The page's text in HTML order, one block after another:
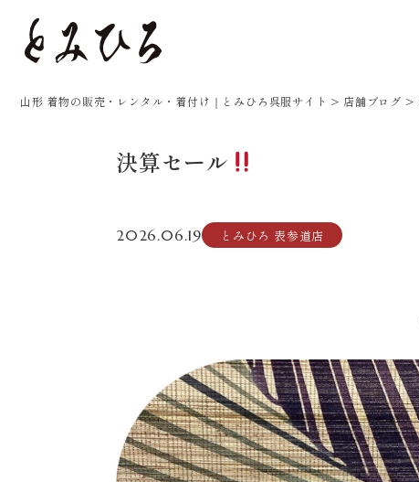
山形 着物の販売・レンタル・着付け｜とみひろ呉服サイト > 店舗ブログ >
決算セール
2026.06.19 とみひろ 表参道店